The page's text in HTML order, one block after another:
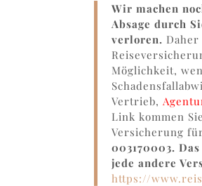
Wir machen
Absage durch
verloren.
Möglichkeit,
Vertrieb,
Link kommen
Versicherung
003170003.
jede andere
https://